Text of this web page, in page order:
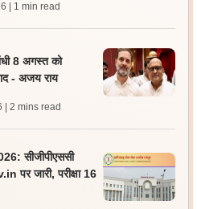
| 1 min read
8 अगस्त को
- अजय राय
| 2 mins read
सीजीपीएससी
पर जारी, परीक्षा 16